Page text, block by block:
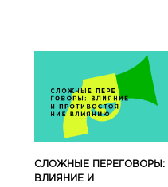
СЛОЖНЫЕ ПЕРЕГОВОРЫ:
ВЛИЯНИЕ И